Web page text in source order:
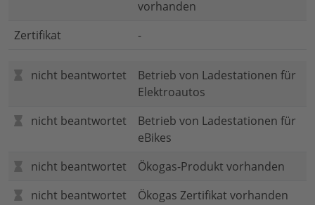
vorhanden
Zertifikat
-
nicht beantwortet
Betrieb von Ladestationen für
Elektroautos
nicht beantwortet
Betrieb von Ladestationen für
eBikes
nicht beantwortet
Ökogas-Produkt vorhanden
nicht beantwortet
Ökogas Zertifikat vorhanden